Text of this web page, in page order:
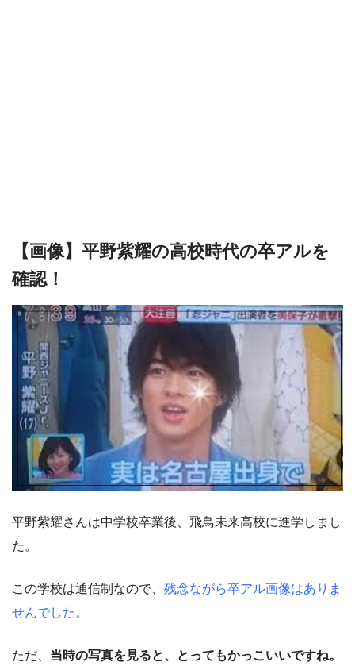
【画像】平野紫耀の高校時代の卒アルを
確認！
平野紫耀さんは中学校卒業後、飛鳥未来高校に進学しまし
た。
この学校は通信制なので、 残念ながら卒アル画像はありま
せんでした。
ただ、 当時の写真を見ると、とってもかっこいいですね。